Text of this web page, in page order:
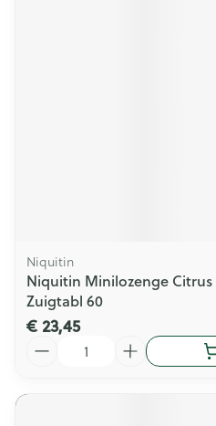
Niquitin
Niquitin Minilozenge Citrus
Zuigtabl 60
€ 23,45